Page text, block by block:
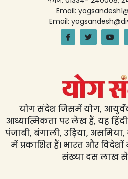
Email:
Email:
योग संदेश जिसमें योग,
आध्यात्मिकता पर लेख हैं, यह
पंजाबी, बंगाली, उड़िया,
में प्रकाशित हैं। भारत और
संख्या दस लाख से